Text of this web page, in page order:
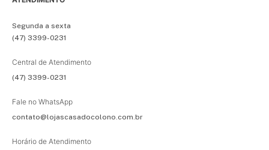
Segunda a sexta
(47) 3399-0231
Central de Atendimento
(47) 3399-0231
Fale no WhatsApp
contato@lojascasadocolono.com.br
Horário de Atendimento